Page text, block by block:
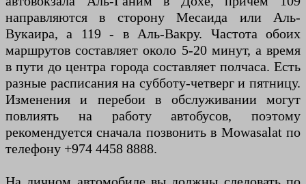
направляются в сторону Месаида или Аль-
Вукаира, а 119 - в Аль-Вакру. Частота обоих
маршрутов составляет около 5-20 минут, а время
в пути до центра города составляет полчаса. Есть
разные расписания на субботу-четверг и пятницу.
Изменения и перебои в обслуживании могут
повлиять на работу автобусов, поэтому
рекомендуется сначала позвонить в Mowasalat по
телефону +974 4458 8888.